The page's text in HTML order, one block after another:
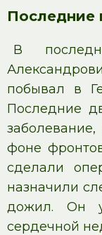
Последние
В
побывал в
Последние
фоне
сделали
назначили
дожил. Он
сердечной